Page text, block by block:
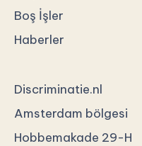
Boş İşler
Haberler
Discriminatie.nl
Amsterdam bölgesi
Hobbemakade 29-H